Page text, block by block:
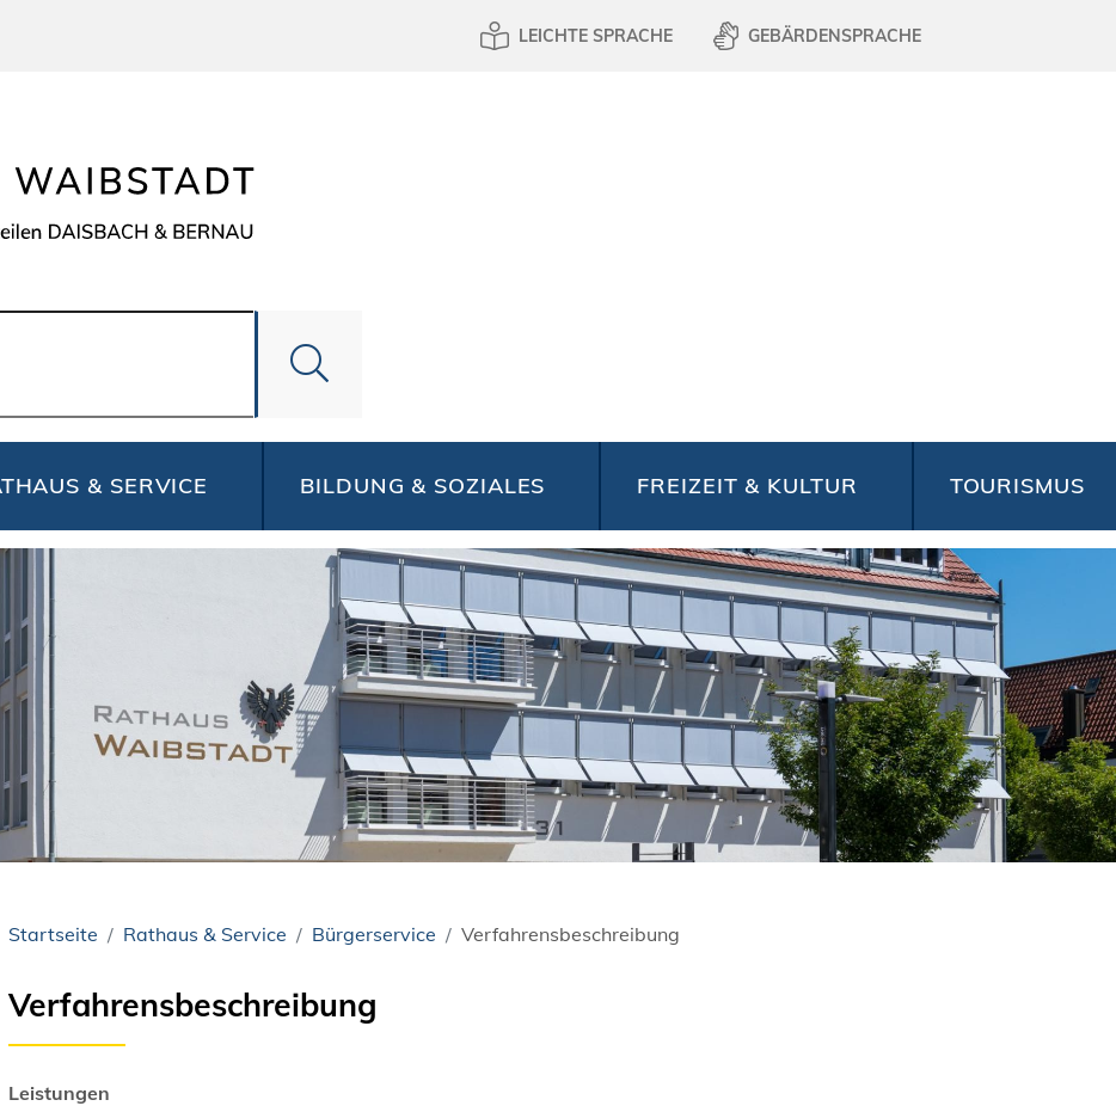
LEICHTE SPRACHE GEBÄRDENSPRACHE
& SERVICE BILDUNG & SOZIALES FREIZEIT & KULTUR TOURISMUS
Startseite Rathaus & Service Bürgerservice Verfahrensbeschreibung
Verfahrensbeschreibung
Leistungen